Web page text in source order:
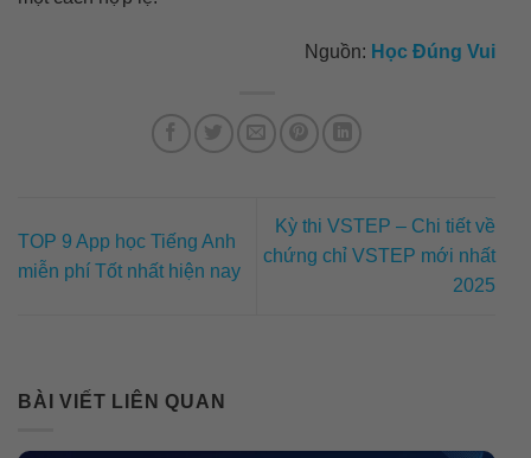
Nguồn: Học Đúng Vui
TOP 9 App học Tiếng Anh
miễn phí Tốt nhất hiện nay
Kỳ thi VSTEP – Chi tiết về
chứng chỉ VSTEP mới nhất
2025
BÀI VIẾT LIÊN QUAN